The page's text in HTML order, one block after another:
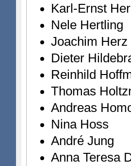
Karl-Ernst
Nele Hertling
Joachim Herz
Dieter
Reinhild
Thomas
Andreas
Nina Hoss
André Jung
Anna Teresa